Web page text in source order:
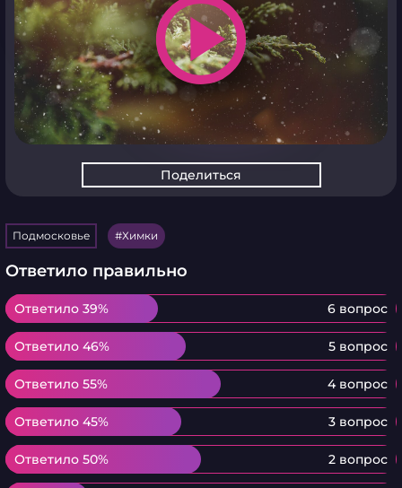
play_arrow
Поделиться
Подмосковье Химки
Ответило правильно
Ответило 39% 6 вопрос
Ответило 39%
Ответило 46% 5 вопрос
Ответило 46%
Ответило 55% 4 вопрос
Ответило 55%
Ответило 45% 3 вопрос
Ответило 45%
Ответило 50% 2 вопрос
Ответило 50%